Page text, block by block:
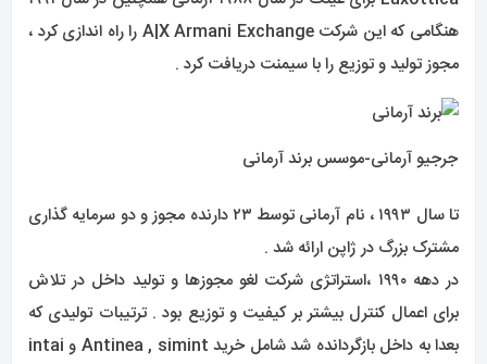
هنگامی که این شرکت A|X Armani Exchange را راه اندازی کرد ،
مجوز تولید و توزیع را با سیمنت دریافت کرد .
جرجیو آرمانی-موسس برند آرمانی
تا سال ۱۹۹۳ ، نام آرمانی توسط ۲۳ دارنده مجوز و دو سرمایه گذاری
مشترک بزرگ در ژاپن ارائه شد .
در دهه ۱۹۹۰ ،استراتژی شرکت لغو مجوزها و تولید داخل در تلاش
برای اعمال کنترل بیشتر بر کیفیت و توزیع بود . ترتیبات تولیدی که
بعدا به داخل بازگردانده شد شامل خرید Antinea , simint و intai